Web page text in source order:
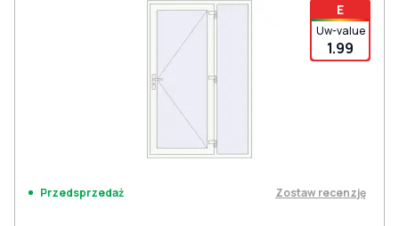
E
Uw-value
1.99
Przedsprzedaż Zostaw recenzję